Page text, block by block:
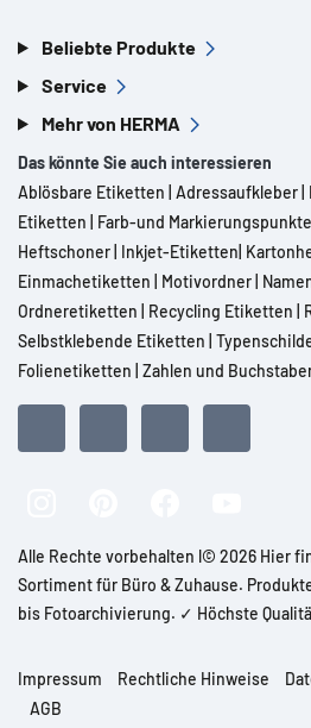
Beliebte Produkte
Service
Mehr von HERMA
Das könnte Sie auch interessieren
Ablösbare Etiketten Adressaufkleber
Etiketten
Farb-und Markierungspunkte
Heftschoner Inkjet-Etiketten
Einmachetiketten
Motivordner
Ordneretiketten
Recycling Etiketten
Selbstklebende Etiketten
Folienetiketten Zahlen und
Alle Rechte vorbehalten l© 2026 Hier
Sortiment für Büro & Zuhause.
bis Fotoarchivierung. ✓ Höchste
Impressum Rechtliche Hinweise
AGB